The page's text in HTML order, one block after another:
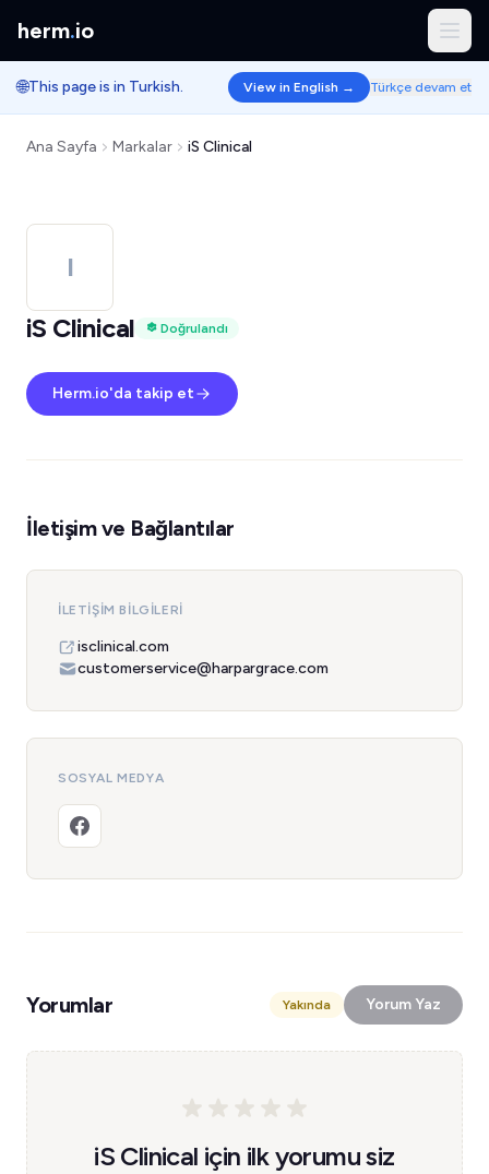
herm.io
🌐This page is in Turkish. View in English → Türkçe devam et
Ana Sayfa Markalar iS Clinical
I
iS Clinical
Doğrulandı
Herm.io'da takip et
İletişim ve Bağlantılar
İLETIŞIM BILGILERI
isclinical.com
customerservice@harpargrace.com
SOSYAL MEDYA
Yorumlar Yakında Yorum Yaz
iS Clinical için ilk yorumu siz